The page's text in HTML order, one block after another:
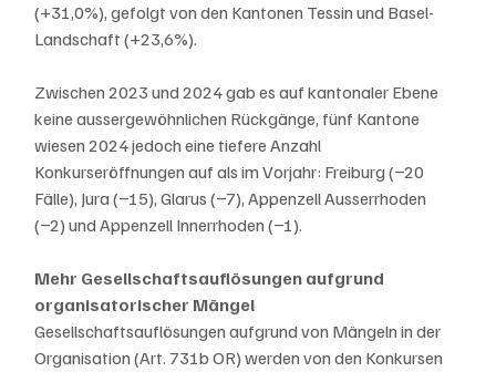
(+31,0%), gefolgt von den Kantonen Tessin und Basel-
Landschaft (+23,6%).
Zwischen 2023 und 2024 gab es auf kantonaler Ebene
keine aussergewöhnlichen Rückgänge, fünf Kantone
wiesen 2024 jedoch eine tiefere Anzahl
Konkurseröffnungen auf als im Vorjahr: Freiburg (−20
Fälle), Jura (−15), Glarus (−7), Appenzell Ausserrhoden
(−2) und Appenzell Innerrhoden (−1).
Mehr Gesellschaftsauflösungen aufgrund
organisatorischer Mängel
Gesellschaftsauflösungen aufgrund von Mängeln in der
Organisation (Art. 731b OR) werden von den Konkursen